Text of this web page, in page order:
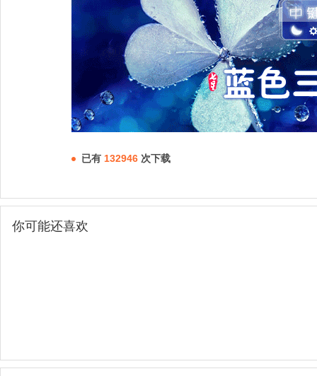
已有 132946 次下载
你可能还喜欢